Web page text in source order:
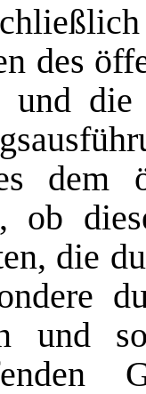
des
und
dem
ob
die
und